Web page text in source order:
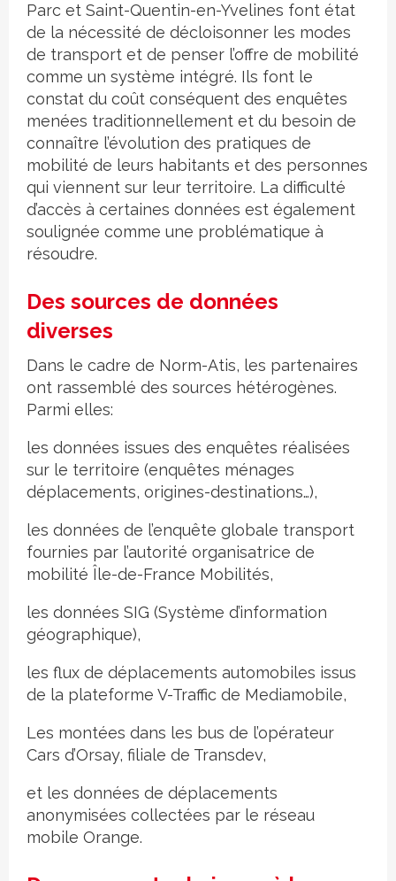
Parc et Saint-Quentin-en-Yvelines font état
de la nécessité de décloisonner les modes
de transport et de penser l’offre de mobilité
comme un système intégré. Ils font le
constat du coût conséquent des enquêtes
menées traditionnellement et du besoin de
connaître l’évolution des pratiques de
mobilité de leurs habitants et des personnes
qui viennent sur leur territoire. La difficulté
d’accès à certaines données est également
soulignée comme une problématique à
résoudre.
Des sources de données
diverses
Dans le cadre de Norm-Atis, les partenaires
ont rassemblé des sources hétérogènes.
Parmi elles:
les données issues des enquêtes réalisées
sur le territoire (enquêtes ménages
déplacements, origines-destina­tions…),
les données de l’enquête globale transport
fournies par l’autorité organisatrice de
mobilité Île-de-France Mobilités,
les données SIG (Système d’information
géographique),
les flux de déplacements automobiles issus
de la plateforme V-Traffic de Mediamobile,
Les montées dans les bus de l’opérateur
Cars d’Orsay, filiale de Transdev,
et les données de déplacements
anonymisées collectées par le réseau
mobile Orange.